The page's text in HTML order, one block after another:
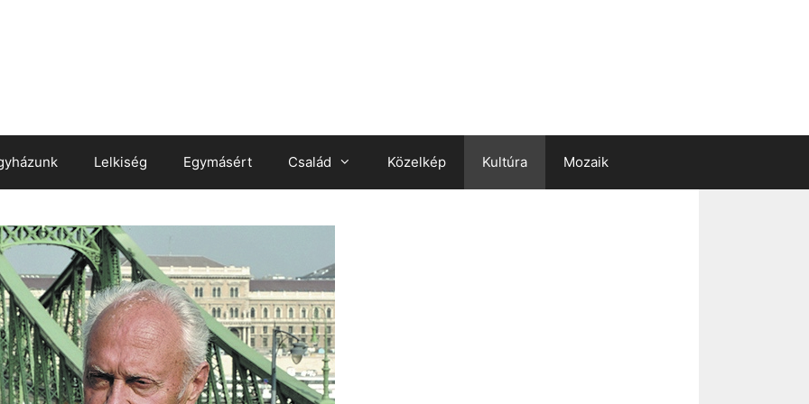
Lelkiség Egymásért Család Közelkép Kultúra Mozaik